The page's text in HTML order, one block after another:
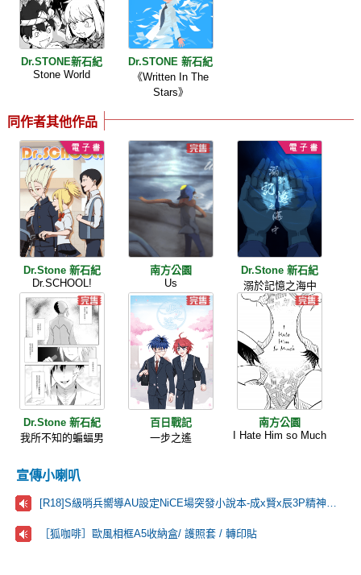
Dr.STONE新石紀
Stone World
Dr.STONE 新石紀
《Written In The
Stars》
同作者其他作品
Dr.Stone 新石紀
Dr.SCHOOL!
南方公園
Us
Dr.Stone 新石紀
溺於記憶之海中
Dr.Stone 新石紀
我所不知的蝙蝠男
百日戰記
一步之遙
南方公園
I Hate Him so Much
宣傳小喇叭
[R18]S級哨兵嚮導AU設定NiCE場突發小說本-成x賢x辰3P精神疏導+靈肉合一🫶
［狐咖啡］歐風相框A5收納盒/ 護照套 / 轉印貼